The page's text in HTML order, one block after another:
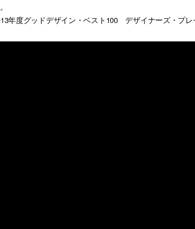
年度グッドデザイン・ベスト100 デザイナーズ・プレ